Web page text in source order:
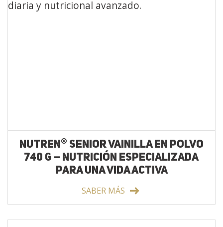
NUTREN ® SENIOR VAINILLA EN POLVO
740 G – NUTRICIÓN ESPECIALIZADA
PARA UNA VIDA ACTIVA
SABER MÁS